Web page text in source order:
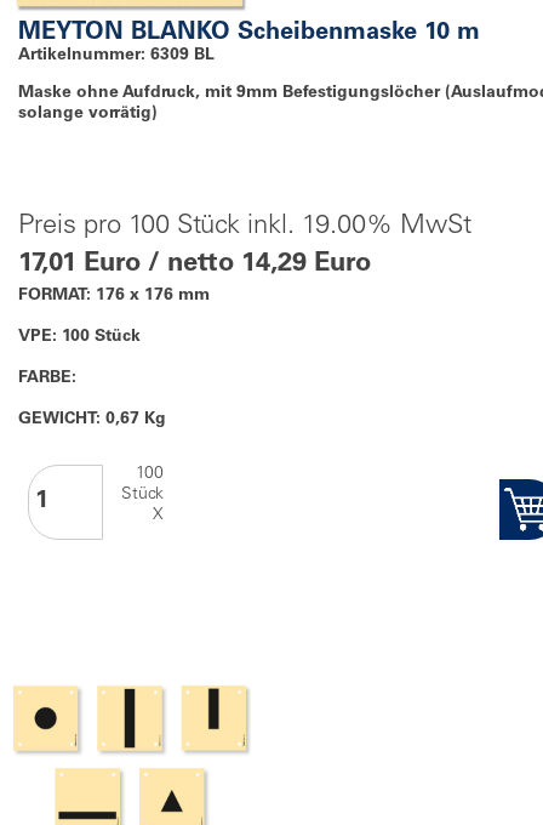
MEYTON BLANKO Scheibenmaske 10 m
Artikelnummer: 6309 BL
Maske ohne Aufdruck, mit 9mm Befestigungslöcher
solange vorrätig)
Preis pro 100 Stück inkl. 19.00% MwSt
17,01 Euro / netto 14,29 Euro
FORMAT: 176 x 176 mm
VPE: 100 Stück
FARBE:
GEWICHT: 0,67 Kg
100
Stück
X